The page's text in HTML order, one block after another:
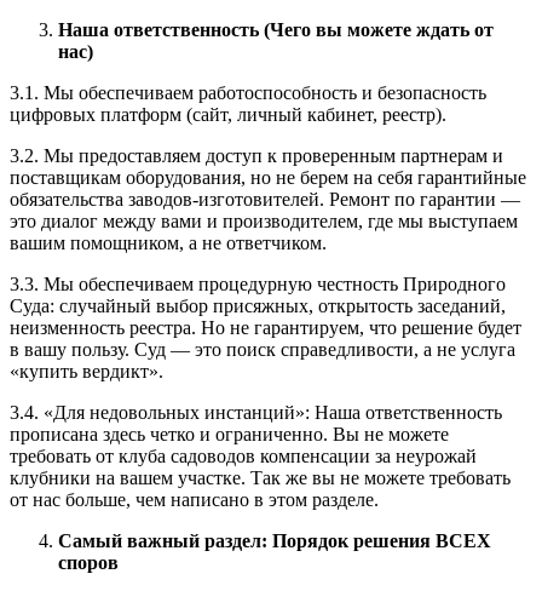
Наша ответственность (Чего вы можете ждать от
нас)
3.1. Мы обеспечиваем работоспособность и безопасность
цифровых платформ (сайт, личный кабинет, реестр).
3.2. Мы предоставляем доступ к проверенным партнерам и
поставщикам оборудования, но не берем на себя гарантийные
обязательства заводов-изготовителей. Ремонт по гарантии —
это диалог между вами и производителем, где мы выступаем
вашим помощником, а не ответчиком.
3.3. Мы обеспечиваем процедурную честность Природного
Суда: случайный выбор присяжных, открытость заседаний,
неизменность реестра. Но не гарантируем, что решение будет
в вашу пользу. Суд — это поиск справедливости, а не услуга
«купить вердикт».
3.4. «Для недовольных инстанций»: Наша ответственность
прописана здесь четко и ограниченно. Вы не можете
требовать от клуба садоводов компенсации за неурожай
клубники на вашем участке. Так же вы не можете требовать
от нас больше, чем написано в этом разделе.
Самый важный раздел: Порядок решения ВСЕХ
споров